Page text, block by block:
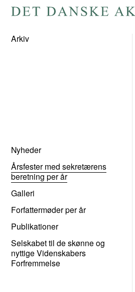
forsiden
Arkiv
Nyheder
Årsfester med sekretærens
beretning per år
Galleri
Forfattermøder per år
Publikationer
Selskabet til de skønne og
nyttige Videnskabers
Forfremmelse